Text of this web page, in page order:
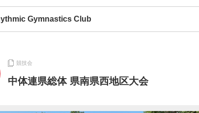
Gymnastics Club
競技会
中体連県総体 県南県西地区大会